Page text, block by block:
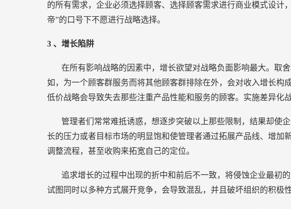
的所有需求，企业必须选择顾客、选择顾客需求进行商业模式设计
帝”的口号下不愿进行战略选择。
3 、增长陷阱
在所有影响战略的因素中，增长欲望对战略负面影响最大。取
如，为一个顾客群服务而将其他顾客群排除在外，会对收入增长构
低价战略会导致失去那些注重产品性能和服务的顾客。实施差异化
管理者们常常难抵诱惑，想逐步突破以上那些限制，结果却使
长的压力或者目标市场的明显饱和使管理者通过拓展产品线、增加
调整流程，甚至收购来拓宽自己的定位。
追求增长的过程中出现的折中和前后不一致，将侵蚀企业最初
试图同时以多种方式展开竞争，会导致混乱，并且破坏组织的积极性